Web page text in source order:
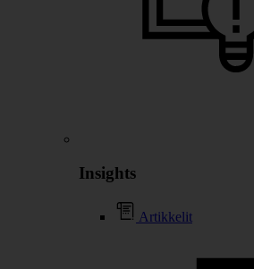
Insights
Artikkelit